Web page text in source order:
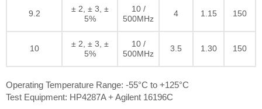
9.2
± 2, ± 3, ±
5%
10 /
500MHz
4 1.15 150
10
± 2, ± 3, ±
5%
10 /
500MHz
3.5 1.30 150
Operating Temperature Range: -55°C to +125°C
Test Equipment: HP4287A + Agilent 16196C